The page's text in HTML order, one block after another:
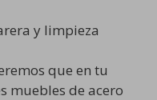
y limpieza
que en tu
muebles de acero